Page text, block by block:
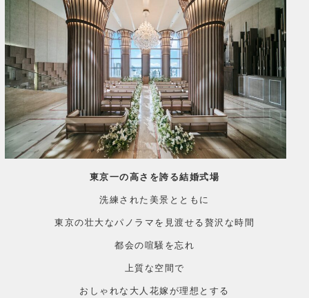
東京一の高さを誇る結婚式場
洗練された美景とともに
東京の壮大なパノラマを見渡せる贅沢な時間
都会の喧騒を忘れ
上質な空間で
おしゃれな大人花嫁が理想とする